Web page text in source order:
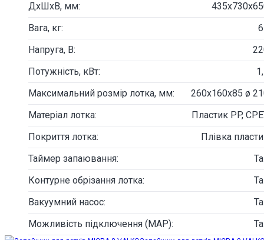
ДxШхВ, мм:
Вага, кг:
Напруга, В:
Потужність, кВт:
Максимальний розмір лотка, мм:
260х160х85 ø
Матеріал лотка:
Пластик PP,
Покриття лотка:
Плівка
Таймер запаювання:
Контурне обрізання лотка:
Вакуумний насос:
Можливість підключення (MAP):